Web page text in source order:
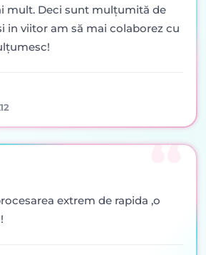
mult. Deci sunt mulţumită de
in viitor am să mai colaborez cu
extrem de rapida ,o